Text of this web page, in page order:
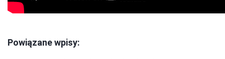
Powiązane wpisy: